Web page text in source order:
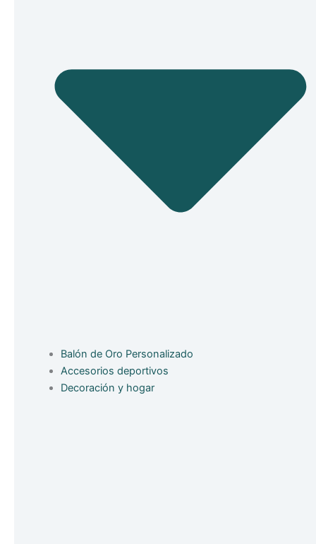
Balón de Oro Personalizado
Accesorios deportivos
Decoración y hogar